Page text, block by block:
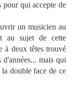
pour qui accepte de
un musicien au
au sujet de cette
à deux têtes trouvé
mais qui
double face de ce